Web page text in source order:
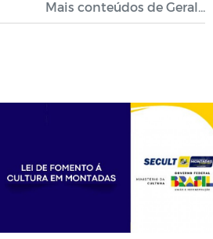
Mais conteúdos de Geral...